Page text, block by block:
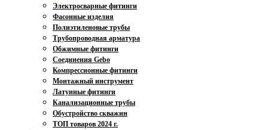
Электросварные фитинги
Фасонные изделия
Полиэтиленовые трубы
Трубопроводная арматура
Обжимные фитинги
Соединения Gebo
Компрессионные фитинги
Монтажный инструмент
Латунные фитинги
Канализационные трубы
Обустройство скважин
ТОП товаров 2024 г.